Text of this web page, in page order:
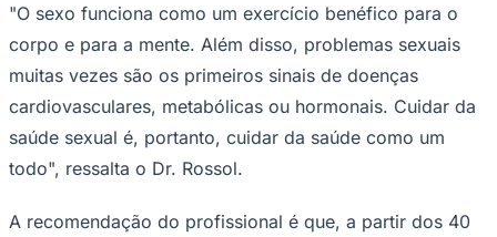
"O sexo funciona como um exercício benéfico para o
corpo e para a mente. Além disso, problemas sexuais
muitas vezes são os primeiros sinais de doenças
cardiovasculares, metabólicas ou hormonais. Cuidar da
saúde sexual é, portanto, cuidar da saúde como um
todo", ressalta o Dr. Rossol.
A recomendação do profissional é que, a partir dos 40